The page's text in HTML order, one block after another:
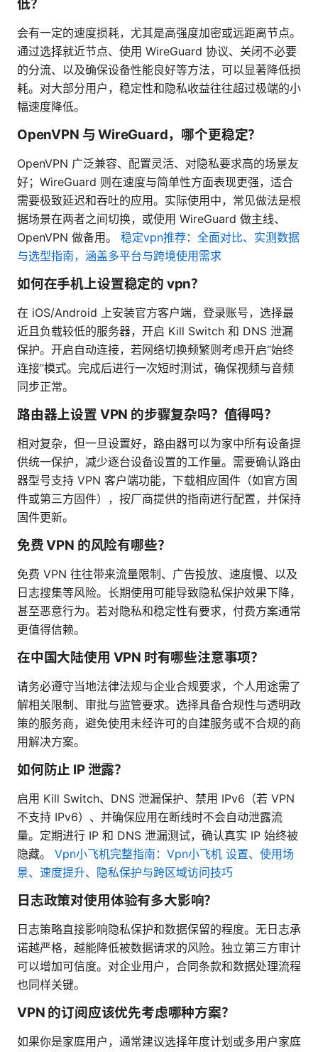
低？
会有一定的速度损耗，尤其是高强度加密或远距离节点。
通过选择就近节点、使用 WireGuard 协议、关闭不必要
的分流、以及确保设备性能良好等方法，可以显著降低损
耗。对大部分用户，稳定性和隐私收益往往超过极端的小
幅速度降低。
OpenVPN 与 WireGuard，哪个更稳定？
OpenVPN 广泛兼容、配置灵活、对隐私要求高的场景友
好；WireGuard 则在速度与简单性方面表现更强，适合
需要极致延迟和吞吐的应用。实际使用中，常见做法是根
据场景在两者之间切换，或使用 WireGuard 做主线、
OpenVPN 做备用。 稳定vpn推荐：全面对比、实测数据
与选型指南，涵盖多平台与跨境使用需求
如何在手机上设置稳定的 vpn？
在 iOS/Android 上安装官方客户端，登录账号，选择最
近且负载较低的服务器，开启 Kill Switch 和 DNS 泄漏
保护。开启自动连接，若网络切换频繁则考虑开启“始终
连接”模式。完成后进行一次短时测试，确保视频与音频
同步正常。
路由器上设置 VPN 的步骤复杂吗？值得吗？
相对复杂，但一旦设置好，路由器可以为家中所有设备提
供统一保护，减少逐台设备设置的工作量。需要确认路由
器型号支持 VPN 客户端功能，下载相应固件（如官方固
件或第三方固件），按厂商提供的指南进行配置，并保持
固件更新。
免费 VPN 的风险有哪些？
免费 VPN 往往带来流量限制、广告投放、速度慢、以及
日志搜集等风险。长期使用可能导致隐私保护效果下降，
甚至恶意行为。若对隐私和稳定性有要求，付费方案通常
更值得信赖。
在中国大陆使用 VPN 时有哪些注意事项？
请务必遵守当地法律法规与企业合规要求，个人用途需了
解相关限制、审批与监管要求。选择具备合规性与透明政
策的服务商，避免使用未经许可的自建服务或不合规的商
用解决方案。
如何防止 IP 泄露？
启用 Kill Switch、DNS 泄漏保护、禁用 IPv6（若 VPN
不支持 IPv6）、并确保应用在断线时不会自动泄露流
量。定期进行 IP 和 DNS 泄漏测试，确认真实 IP 始终被
隐藏。 Vpn小飞机完整指南：Vpn小飞机 设置、使用场
景、速度提升、隐私保护与跨区域访问技巧
日志政策对使用体验有多大影响？
日志策略直接影响隐私保护和数据保留的程度。无日志承
诺越严格，越能降低被数据请求的风险。独立第三方审计
可以增加可信度。对企业用户，合同条款和数据处理流程
也同样关键。
VPN 的订阅应该优先考虑哪种方案？
如果你是家庭用户，通常建议选择年度计划或多用户家庭